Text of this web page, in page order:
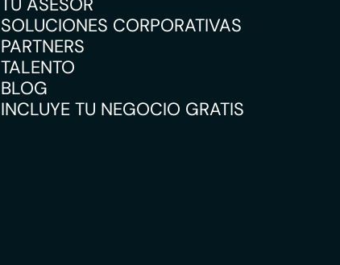
SOLUCIONES CORPORATIVAS
PARTNERS
TALENTO
BLOG
INCLUYE TU NEGOCIO GRATIS